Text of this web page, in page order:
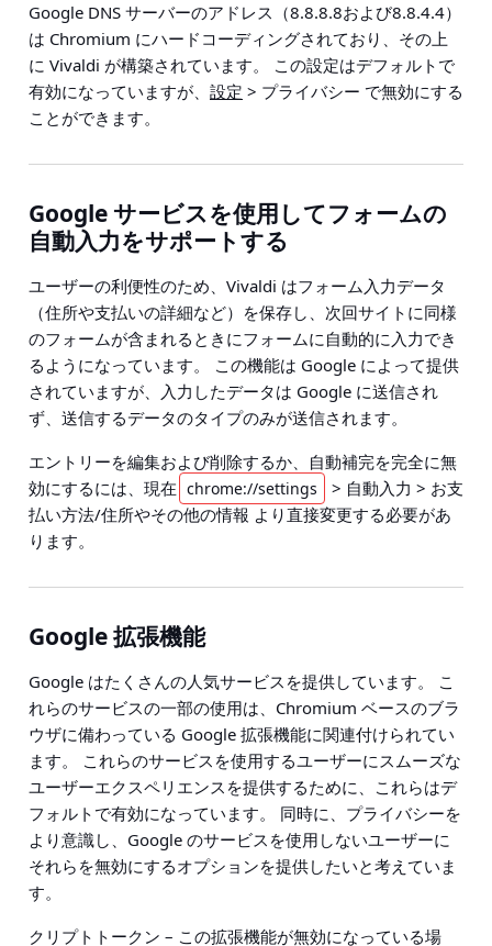
Google DNS サーバーのアドレス（8.8.8.8および8.8.4.4）
は Chromium にハードコーディングされており、その上
に Vivaldi が構築されています。 この設定はデフォルトで
有効になっていますが、 設定 > プライバシー で無効にする
ことができます。
Google サービスを使用してフォームの
自動入力をサポートする
ユーザーの利便性のため、Vivaldi はフォーム入力データ
（住所や支払いの詳細など）を保存し、次回サイトに同様
のフォームが含まれるときにフォームに自動的に入力でき
るようになっています。 この機能は Google によって提供
されていますが、入力したデータは Google に送信され
ず、送信するデータのタイプのみが送信されます。
エントリーを編集および削除するか、自動補完を完全に無
効にするには、現在 chrome://settings
> 自動入力 > お支
払い方法/住所やその他の情報 より直接変更する必要があ
ります。
Google 拡張機能
Google はたくさんの人気サービスを提供しています。 こ
れらのサービスの一部の使用は、Chromium ベースのブラ
ウザに備わっている Google 拡張機能に関連付けられてい
ます。 これらのサービスを使用するユーザーにスムーズな
ユーザーエクスペリエンスを提供するために、これらはデ
フォルトで有効になっています。 同時に、プライバシーを
より意識し、Google のサービスを使用しないユーザーに
それらを無効にするオプションを提供したいと考えていま
す。
クリプトトークン – この拡張機能が無効になっている場